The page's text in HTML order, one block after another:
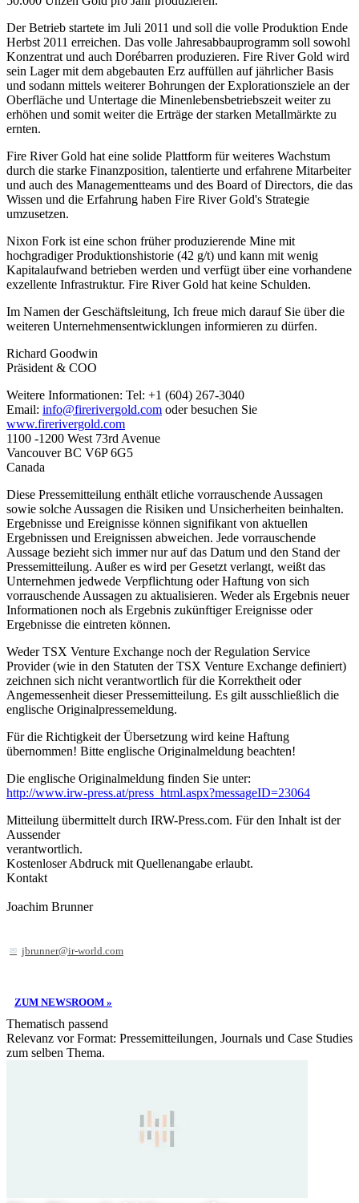
Der Betrieb startete im Juli 2011 und soll die volle Produktion Ende
Herbst 2011 erreichen. Das volle Jahresabbauprogramm soll sowohl
Konzentrat und auch Dorébarren produzieren. Fire River Gold wird
sein Lager mit dem abgebauten Erz auffüllen auf jährlicher Basis
und sodann mittels weiterer Bohrungen der Explorationsziele an der
Oberfläche und Untertage die Minenlebensbetriebszeit weiter zu
erhöhen und somit weiter die Erträge der starken Metallmärkte zu
ernten.
Fire River Gold hat eine solide Plattform für weiteres Wachstum
durch die starke Finanzposition, talentierte und erfahrene Mitarbeiter
und auch des Managementteams und des Board of Directors, die das
Wissen und die Erfahrung haben Fire River Gold's Strategie
umzusetzen.
Nixon Fork ist eine schon früher produzierende Mine mit
hochgradiger Produktionshistorie (42 g/t) und kann mit wenig
Kapitalaufwand betrieben werden und verfügt über eine vorhandene
exzellente Infrastruktur. Fire River Gold hat keine Schulden.
Im Namen der Geschäftsleitung, Ich freue mich darauf Sie über die
weiteren Unternehmensentwicklungen informieren zu dürfen.
Richard Goodwin
Präsident & COO
Weitere Informationen: Tel: +1 (604) 267-3040
Email: info@firerivergold.com oder besuchen Sie
www.firerivergold.com
1100 -1200 West 73rd Avenue
Vancouver BC V6P 6G5
Canada
Diese Pressemitteilung enthält etliche vorrauschende Aussagen
sowie solche Aussagen die Risiken und Unsicherheiten beinhalten.
Ergebnisse und Ereignisse können signifikant von aktuellen
Ergebnissen und Ereignissen abweichen. Jede vorrauschende
Aussage bezieht sich immer nur auf das Datum und den Stand der
Pressemitteilung. Außer es wird per Gesetzt verlangt, weißt das
Unternehmen jedwede Verpflichtung oder Haftung von sich
vorrauschende Aussagen zu aktualisieren. Weder als Ergebnis neuer
Informationen noch als Ergebnis zukünftiger Ereignisse oder
Ergebnisse die eintreten können.
Weder TSX Venture Exchange noch der Regulation Service
Provider (wie in den Statuten der TSX Venture Exchange definiert)
zeichnen sich nicht verantwortlich für die Korrektheit oder
Angemessenheit dieser Pressemitteilung. Es gilt ausschließlich die
englische Originalpressemeldung.
Für die Richtigkeit der Übersetzung wird keine Haftung
übernommen! Bitte englische Originalmeldung beachten!
Die englische Originalmeldung finden Sie unter:
http://www.irw-press.at/press_html.aspx?messageID=23064
Mitteilung übermittelt durch IRW-Press.com. Für den Inhalt ist der
Aussender
verantwortlich.
Kostenloser Abdruck mit Quellenangabe erlaubt.
Kontakt
Joachim Brunner
jbrunner@ir-world.com
ZUM NEWSROOM »
Thematisch passend
Relevanz vor Format: Pressemitteilungen, Journals und Case Studies
zum selben Thema.